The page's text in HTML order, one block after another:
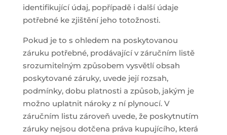
identifikující údaj, popřípadě i další údaje
potřebné ke zjištění jeho totožnosti.
Pokud je to s ohledem na poskytovanou
záruku potřebné, prodávající v záručním listě
srozumitelným způsobem vysvětlí obsah
poskytované záruky, uvede její rozsah,
podmínky, dobu platnosti a způsob, jakým je
možno uplatnit nároky z ní plynoucí. V
záručním listu zároveň uvede, že poskytnutím
záruky nejsou dotčena práva kupujícího, která